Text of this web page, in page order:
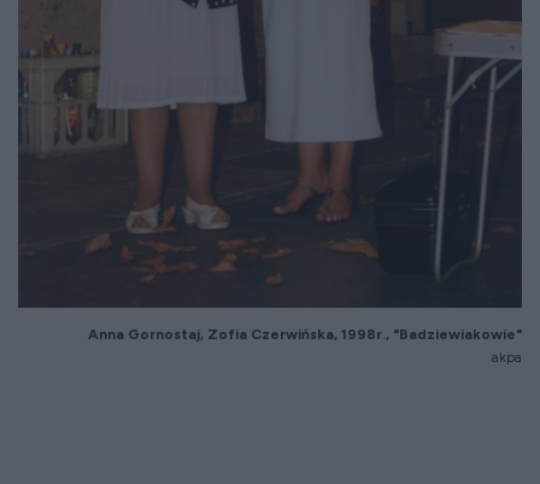
Anna Gornostaj, Zofia Czerwińska, 1998r., "Badziewiakowie"
akpa